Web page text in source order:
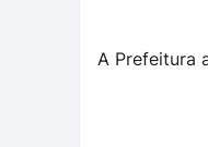
A Prefeitura